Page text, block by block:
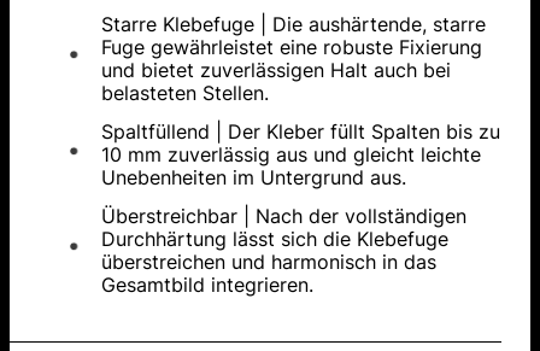
Starre Klebefuge | Die aushärtende, starre
Fuge gewährleistet eine robuste Fixierung
und bietet zuverlässigen Halt auch bei
belasteten Stellen.
Spaltfüllend | Der Kleber füllt Spalten bis zu
10 mm zuverlässig aus und gleicht leichte
Unebenheiten im Untergrund aus.
Überstreichbar | Nach der vollständigen
Durchhärtung lässt sich die Klebefuge
überstreichen und harmonisch in das
Gesamtbild integrieren.